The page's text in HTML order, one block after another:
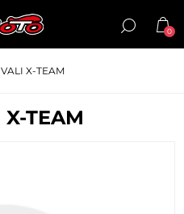
0
X-TEAM
TEAM